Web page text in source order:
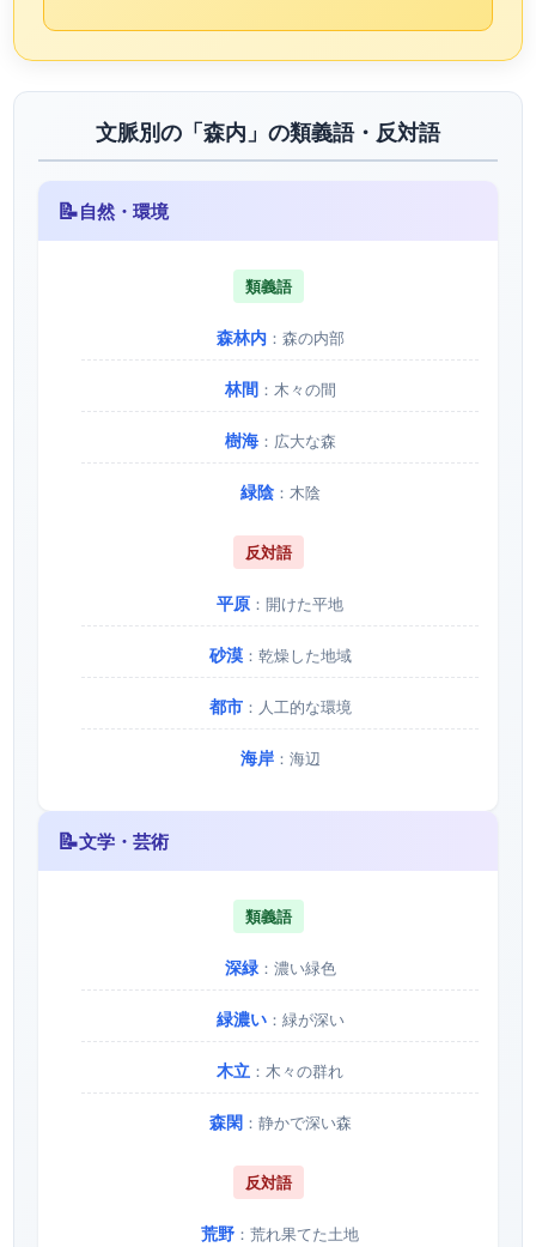
文脈別の「森内」の類義語・反対語
📝自然・環境
類義語
森林内：森の内部
林間：木々の間
樹海：広大な森
緑陰：木陰
反対語
平原 ：開けた平地
砂漠：乾燥した地域
都市：人工的な環境
海岸：海辺
📝文学・芸術
類義語
深緑：濃い緑色
緑濃い：緑が深い
木立 ：木々の群れ
森閑：静かで深い森
反対語
荒野 ：荒れ果てた土地